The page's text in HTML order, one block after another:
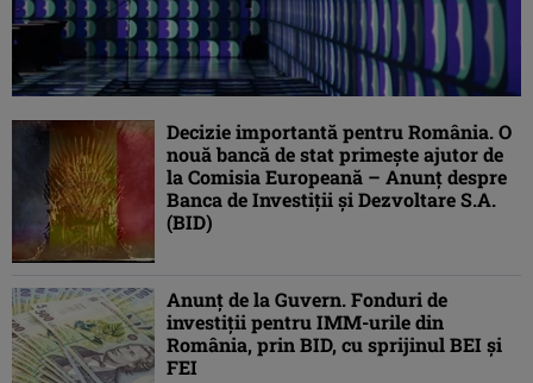
Decizie importantă pentru România. O
nouă bancă de stat primeşte ajutor de
la Comisia Europeană – Anunţ despre
Banca de Investiţii şi Dezvoltare S.A.
(BID)
Anunţ de la Guvern. Fonduri de
investiţii pentru IMM-urile din
România, prin BID, cu sprijinul BEI şi
FEI